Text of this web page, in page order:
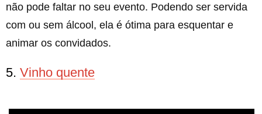
não pode faltar no seu evento. Podendo ser servida
com ou sem álcool, ela é ótima para esquentar e
animar os convidados.
5. Vinho quente